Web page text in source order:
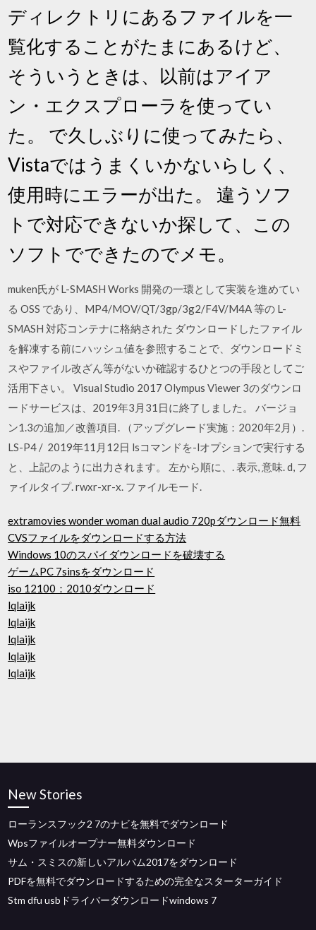
ディレクトリにあるファイルを一
覧化することがたまにあるけど、
そういうときは、以前はアイア
ン・エクスプローラを使ってい
た。 で久しぶりに使ってみたら、
Vistaではうまくいかないらしく、
使用時にエラーが出た。 違うソフ
トで対応できないか探して、この
ソフトでできたのでメモ。
muken氏が L-SMASH Works 開発の一環として実装を進めてい
る OSS であり、MP4/MOV/QT/3gp/3g2/F4V/M4A 等の L-
SMASH 対応コンテナに格納された ダウンロードしたファイル
を解凍する前にハッシュ値を参照することで、ダウンロードミ
スやファイル改ざん等がないか確認するひとつの手段としてご
活用下さい。 Visual Studio 2017 Olympus Viewer 3のダウンロ
ードサービスは、2019年3月31日に終了しました。 バージョ
ン1.3の追加／改善項目. （アップグレード実施：2020年2月）.
LS-P4 / 2019年11月12日 lsコマンドを-lオプションで実行する
と、上記のように出力されます。 左から順に、. 表示, 意味. d, フ
ァイルタイプ. rwxr-xr-x. ファイルモード.
extramovies wonder woman dual audio 720pダウンロード無料
CVSファイルをダウンロードする方法
Windows 10のスパイダウンロードを破壊する
ゲームPC 7sinsをダウンロード
iso 12100：2010ダウンロード
lqlaijk
lqlaijk
lqlaijk
lqlaijk
lqlaijk
New Stories
ローランスフック2 7のナビを無料でダウンロード
Wpsファイルオープナー無料ダウンロード
サム・スミスの新しいアルバム2017をダウンロード
PDFを無料でダウンロードするための完全なスターターガイド
Stm dfu usbドライバーダウンロードwindows 7